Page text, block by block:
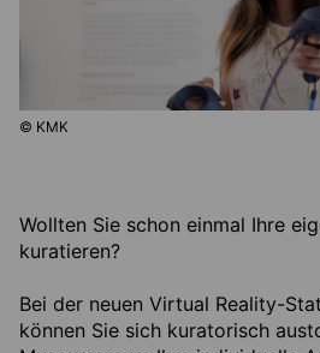
© KMK
Wollten Sie schon einmal Ihre
kuratieren?
Bei der neuen Virtual Reality-
können Sie sich kuratorisch